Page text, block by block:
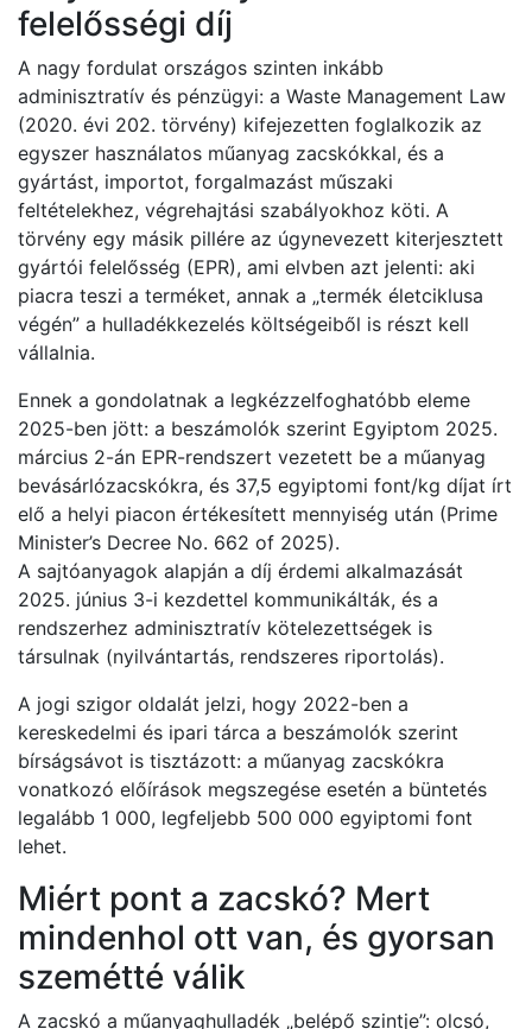
felelősségi díj
A nagy fordulat országos szinten inkább
adminisztratív és pénzügyi: a Waste Management Law
(2020. évi 202. törvény) kifejezetten foglalkozik az
egyszer használatos műanyag zacskókkal, és a
gyártást, importot, forgalmazást műszaki
feltételekhez, végrehajtási szabályokhoz köti. A
törvény egy másik pillére az úgynevezett kiterjesztett
gyártói felelősség (EPR), ami elvben azt jelenti: aki
piacra teszi a terméket, annak a „termék életciklusa
végén” a hulladékkezelés költségeiből is részt kell
vállalnia.
Ennek a gondolatnak a legkézzelfoghatóbb eleme
2025-ben jött: a beszámolók szerint Egyiptom 2025.
március 2-án EPR-rendszert vezetett be a műanyag
bevásárlózacskókra, és 37,5 egyiptomi font/kg díjat írt
elő a helyi piacon értékesített mennyiség után (Prime
Minister’s Decree No. 662 of 2025).
A sajtóanyagok alapján a díj érdemi alkalmazását
2025. június 3-i kezdettel kommunikálták, és a
rendszerhez adminisztratív kötelezettségek is
társulnak (nyilvántartás, rendszeres riportolás).
A jogi szigor oldalát jelzi, hogy 2022-ben a
kereskedelmi és ipari tárca a beszámolók szerint
bírságsávot is tisztázott: a műanyag zacskókra
vonatkozó előírások megszegése esetén a büntetés
legalább 1 000, legfeljebb 500 000 egyiptomi font
lehet.
Miért pont a zacskó? Mert
mindenhol ott van, és gyorsan
szemétté válik
A zacskó a műanyaghulladék „belépő szintje”: olcsó,